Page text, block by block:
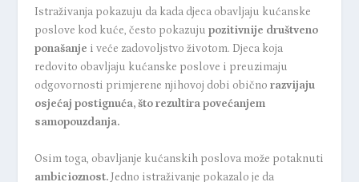
Istraživanja pokazuju da kada djeca obavljaju kućanske
poslove kod kuće, često pokazuju pozitivnije društveno
ponašanje i veće zadovoljstvo životom. Djeca koja
redovito obavljaju kućanske poslove i preuzimaju
odgovornosti primjerene njihovoj dobi obično razvijaju
osjećaj postignuća, što rezultira povećanjem
samopouzdanja.
Osim toga, obavljanje kućanskih poslova može potaknuti
ambicioznost.Jedno istraživanje pokazalo je da